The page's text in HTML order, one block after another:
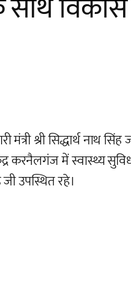
श्री सिद्धार्थ नाथ
करनैलगंज में स्वास्थ्य
उपस्थित रहे।